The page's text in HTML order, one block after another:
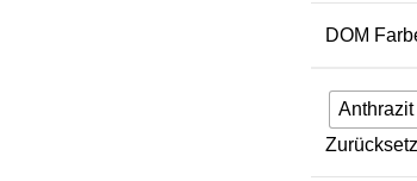
DOM
Anthrazit